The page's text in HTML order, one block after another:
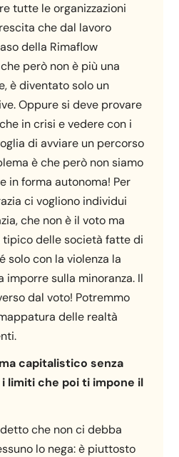
tutte le organizzazioni
che dal lavoro
della Rimaflow
però non è più una
è diventato solo un
Oppure si deve provare
in crisi e vedere con i
di avviare un percorso
è che però non siamo
in forma autonoma! Per
ci vogliono individui
che non è il voto ma
tipico delle società fatte di
solo con la violenza la
imporre sulla minoranza. Il
dal voto! Potremmo
delle realtà
capitalistico senza
limiti che poi ti impone il
che non ci debba
lo nega: è piuttosto